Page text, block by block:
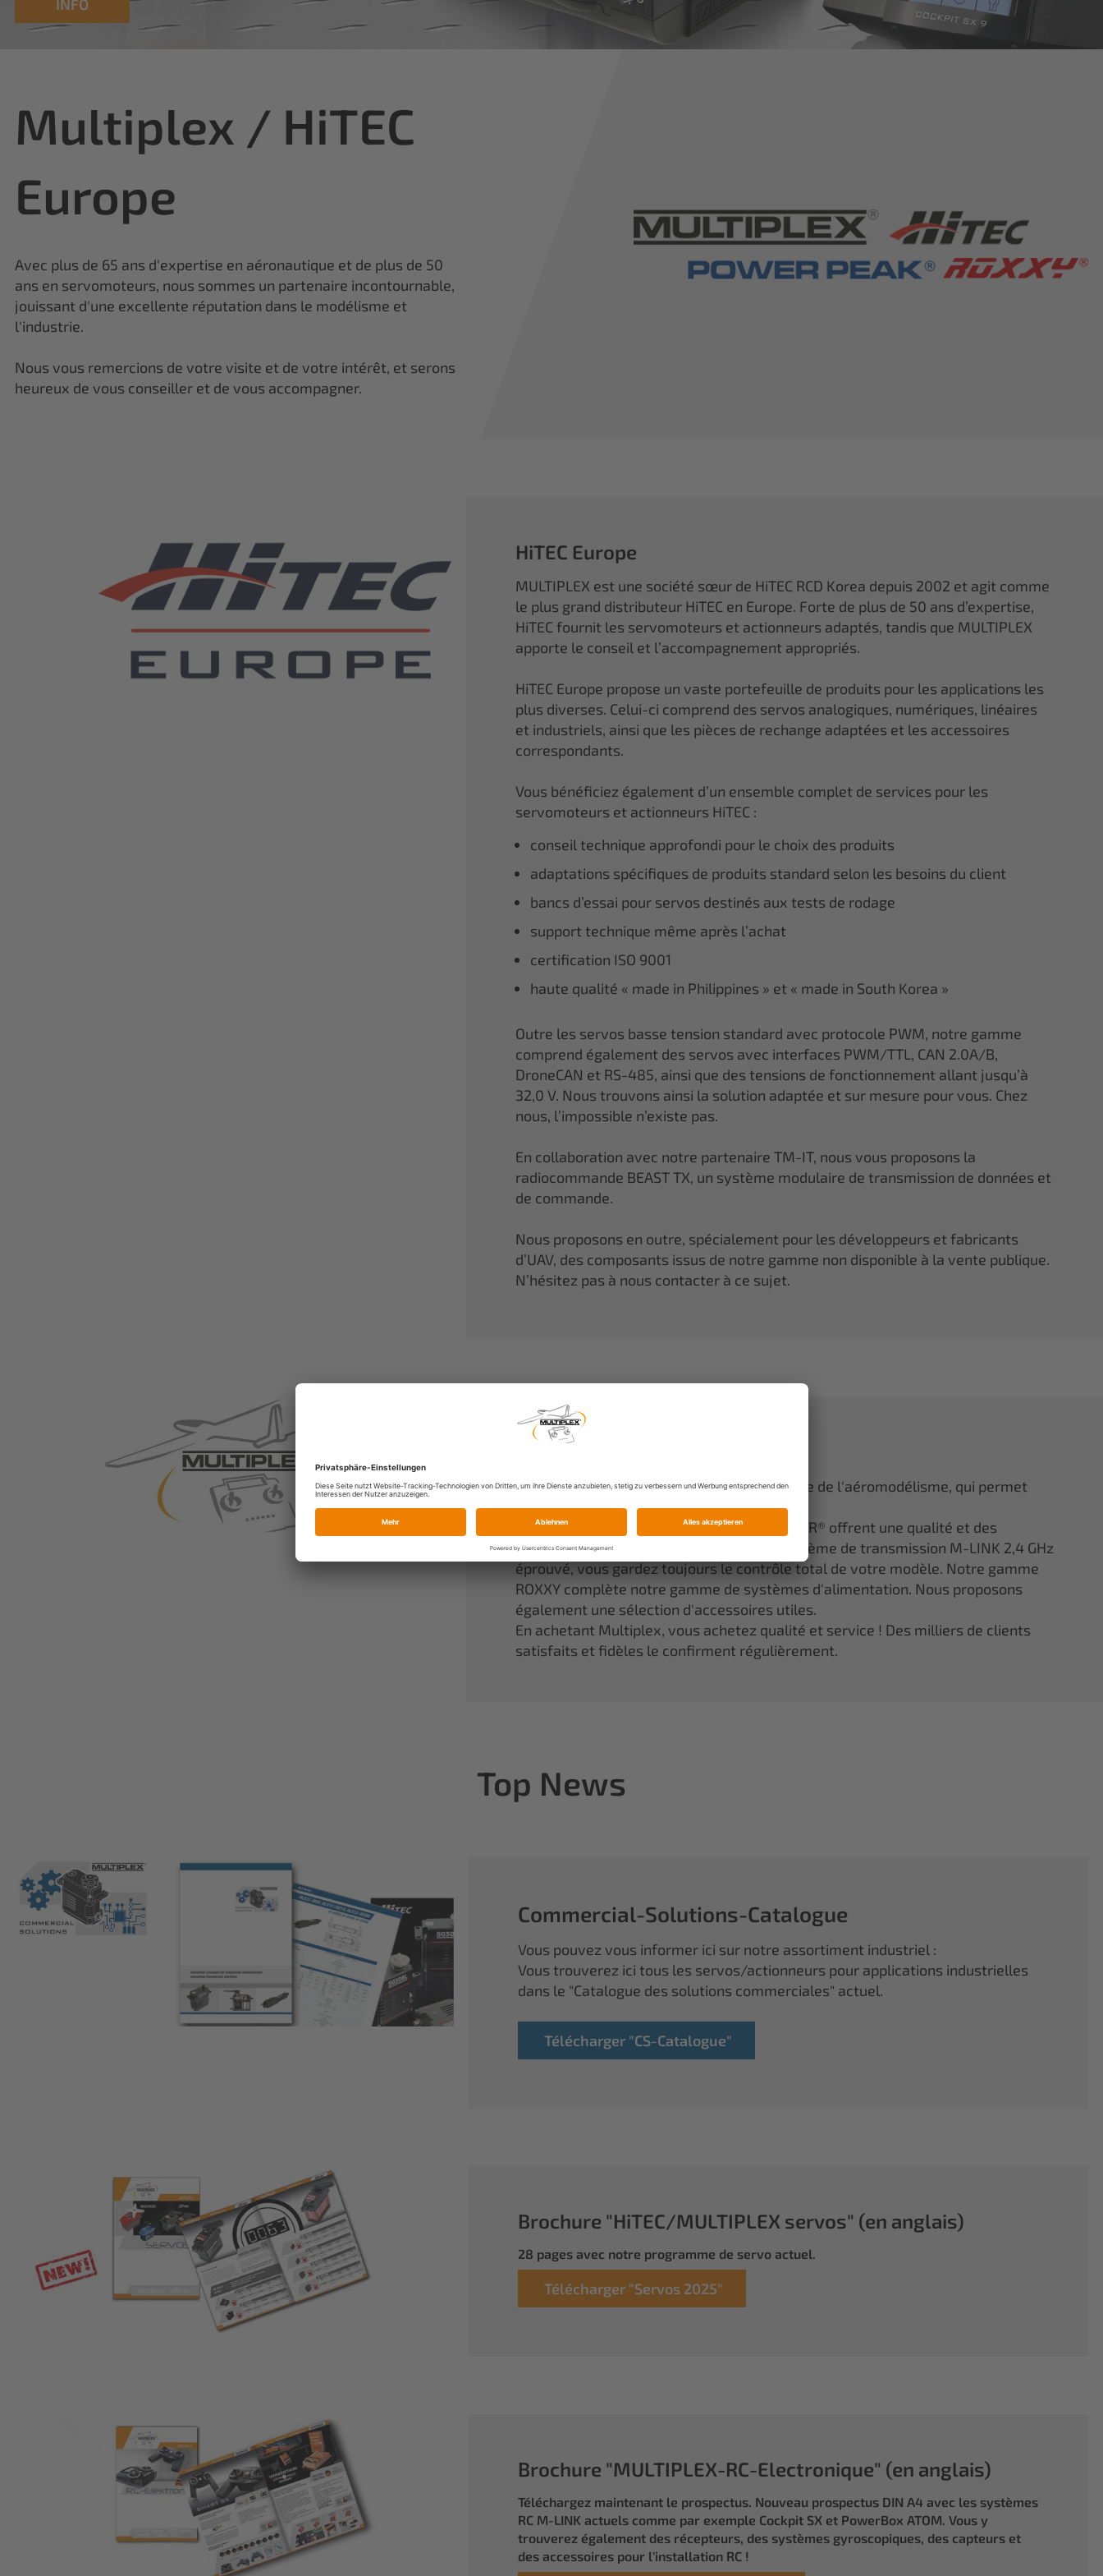
Multiplex / HiTEC
Europe
Avec plus de 65 ans d'expertise en aéronautique et de plus de 50
ans en servomoteurs, nous sommes un partenaire incontournable,
jouissant d'une excellente réputation dans le modélisme et
l'industrie.
Nous vous remercions de votre visite et de votre intérêt, et serons
heureux de vous conseiller et de vous accompagner.
HiTEC Europe
MULTIPLEX est une société sœur de HiTEC RCD Korea depuis 2002 et agit comme
le plus grand distributeur HiTEC en Europe. Forte de plus de 50 ans d’expertise,
HiTEC fournit les servomoteurs et actionneurs adaptés, tandis que MULTIPLEX
apporte le conseil et l’accompagnement appropriés.
HiTEC Europe propose un vaste portefeuille de produits pour les applications les
plus diverses. Celui-ci comprend des servos analogiques, numériques, linéaires
et industriels, ainsi que les pièces de rechange adaptées et les accessoires
correspondants.
Vous bénéficiez également d’un ensemble complet de services pour les
servomoteurs et actionneurs HiTEC :
conseil technique approfondi pour le choix des produits
adaptations spécifiques de produits standard selon les besoins du client
bancs d’essai pour servos destinés aux tests de rodage
support technique même après l’achat
certification ISO 9001
haute qualité « made in Philippines » et « made in South Korea »
Outre les servos basse tension standard avec protocole PWM, notre gamme
comprend également des servos avec interfaces PWM/TTL, CAN 2.0A/B,
DroneCAN et RS-485, ainsi que des tensions de fonctionnement allant jusqu’à
32,0 V. Nous trouvons ainsi la solution adaptée et sur mesure pour vous. Chez
nous, l’impossible n’existe pas.
En collaboration avec notre partenaire TM-IT, nous vous proposons la
radiocommande BEAST TX, un système modulaire de transmission de données et
de commande.
Nous proposons en outre, spécialement pour les développeurs et fabricants
d’UAV, des composants issus de notre gamme non disponible à la vente publique.
N’hésitez pas à nous contacter à ce sujet.
Une référence incontournable dans le monde de l'aéromodélisme, qui permet
aux rêves d'enfant de devenir réalité.
Nos modèles en mousse agglomérée ELAPOR® offrent une qualité et des
performances optimales. Grâce à notre système de transmission M-LINK 2,4 GHz
éprouvé, vous gardez toujours le contrôle total de votre modèle. Notre gamme
ROXXY complète notre gamme de systèmes d'alimentation. Nous proposons
également une sélection d'accessoires utiles.
En achetant Multiplex, vous achetez qualité et service ! Des milliers de clients
satisfaits et fidèles le confirment régulièrement.
Top News
Commercial-Solutions-Catalogue
Vous pouvez vous informer ici sur notre assortiment industriel :
Vous trouverez ici tous les servos/actionneurs pour applications industrielles
dans le "Catalogue des solutions commerciales" actuel.
Télécharger "CS-Catalogue"
Brochure "HiTEC/MULTIPLEX servos" (en anglais)
28 pages avec notre programme de servo actuel.
Télécharger "Servos 2025"
Brochure "MULTIPLEX-RC-Electronique" (en anglais)
Téléchargez maintenant le prospectus. Nouveau prospectus DIN A4 avec les systèmes
RC M-LINK actuels comme par exemple Cockpit SX et PowerBox ATOM. Vous y
trouverez également des récepteurs, des systèmes gyroscopiques, des capteurs et
des accessoires pour l'installation RC !